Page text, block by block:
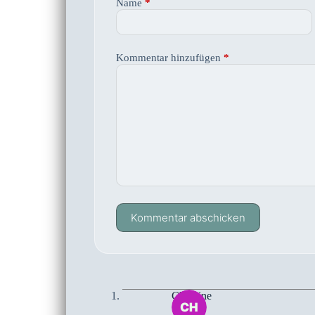
Name *
Kommentar hinzufügen *
Kommentar abschicken
Christine